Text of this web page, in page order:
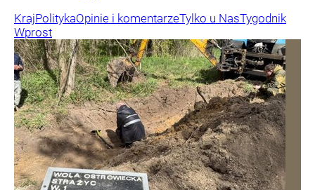
KrajPolitykaOpinie i komentarzeTylko u NasTygodnik
Wprost